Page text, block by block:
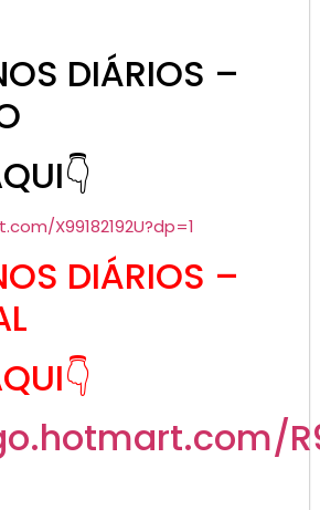
DIÁRIOS –
X99182192U?dp=1
DIÁRIOS –